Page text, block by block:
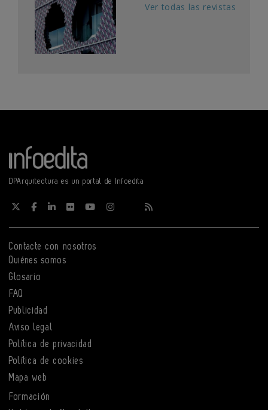
Ver todas las revistas
DPArquitectura es un portal de Infoedita
Contacte con nosotros
Quiénes somos
Glosario
FAQ
Publicidad
Aviso legal
Política de privacidad
Política de cookies
Mapa web
Formación